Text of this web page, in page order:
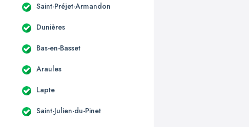
Saint-Préjet-Armandon
Dunières
Bas-en-Basset
Araules
Lapte
Saint-Julien-du-Pinet